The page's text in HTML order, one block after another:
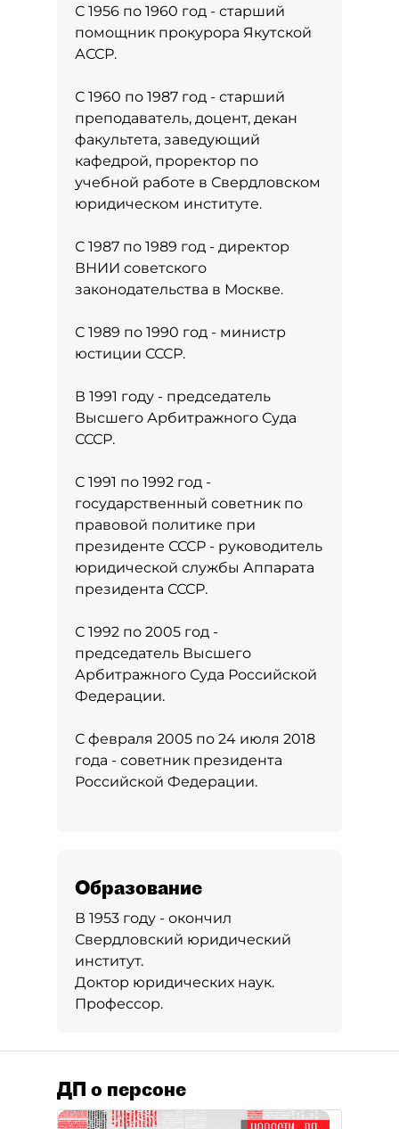
С 1956 по 1960 год - старший
помощник прокурора Якутской
АССР.
С 1960 по 1987 год - старший
преподаватель, доцент, декан
факультета, заведующий
кафедрой, проректор по
учебной работе в Свердловском
юридическом институте.
С 1987 по 1989 год - директор
ВНИИ советского
законодательства в Москве.
С 1989 по 1990 год - министр
юстиции СССР.
В 1991 году - председатель
Высшего Арбитражного Суда
СССР.
С 1991 по 1992 год -
государственный советник по
правовой политике при
президенте СССР - руководитель
юридической службы Аппарата
президента СССР.
С 1992 по 2005 год -
председатель Высшего
Арбитражного Суда Российской
Федерации.
С февраля 2005 по 24 июля 2018
года - советник президента
Российской Федерации.
Образование
В 1953 году - окончил
Свердловский юридический
институт.
Доктор юридических наук.
Профессор.
ДП о персоне